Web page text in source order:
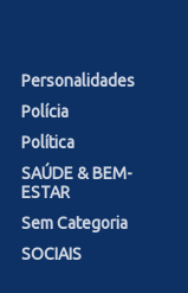
Personalidades
Polícia
Política
SAÚDE & BEM-
ESTAR
Sem Categoria
SOCIAIS